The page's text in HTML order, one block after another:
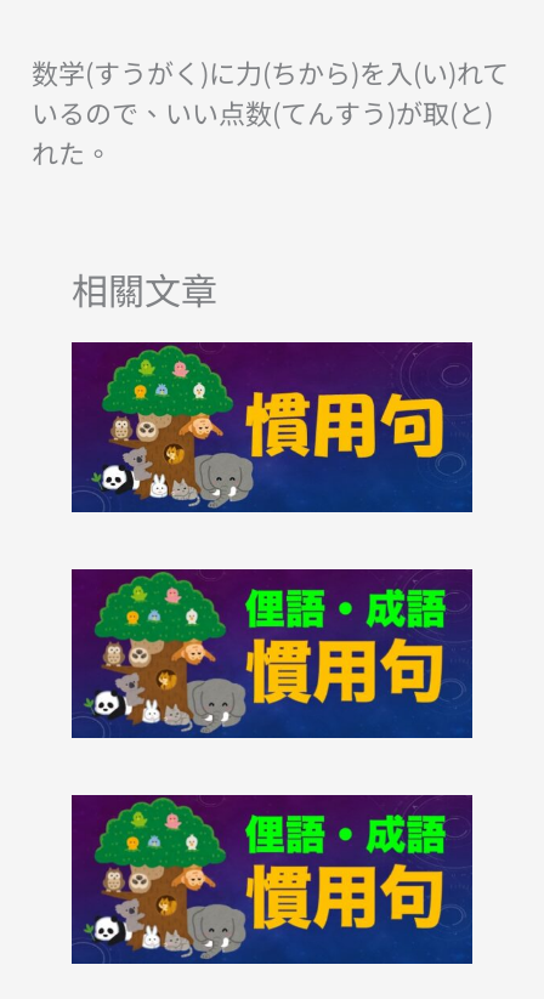
数学(すうがく)に力(ちから)を入(い)れて
いるので、いい点数(てんすう)が取(と)
れた。
相關文章